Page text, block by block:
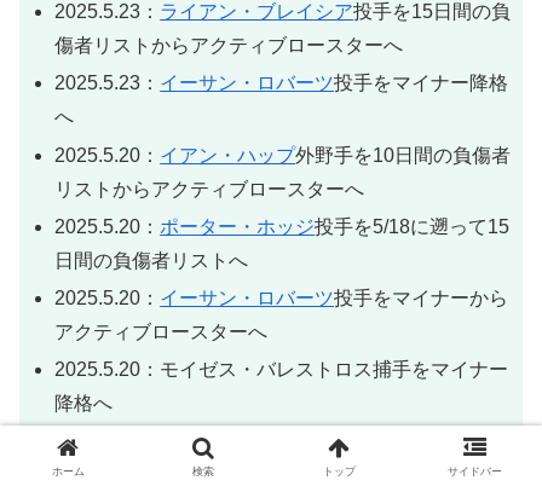
2025.5.23： ライアン・ブレイシア投手を15日間の負
傷者リストからアクティブロースターへ
2025.5.23： イーサン・ロバーツ投手をマイナー降格
へ
2025.5.20： イアン・ハップ外野手を10日間の負傷者
リストからアクティブロースターへ
2025.5.20： ポーター・ホッジ投手を5/18に遡って15
日間の負傷者リストへ
2025.5.20： イーサン・ロバーツ投手をマイナーから
アクティブロースターへ
2025.5.20：モイゼス・バレストロス捕手をマイナー
降格へ
2025.5.19：
マット・ショウ
内野手をマイナーからア
クティブロースターへ
ホーム 検索 トップ サイドバー